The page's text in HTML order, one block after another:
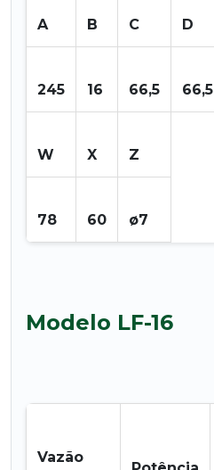
A B C D
245 16 66,5 66,5
W X Z
78 60 ø7
Modelo LF-16
Vazão